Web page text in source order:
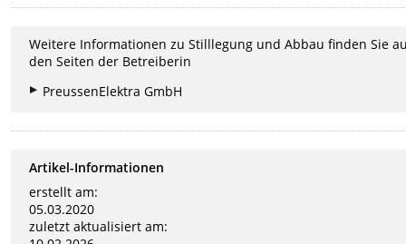
Weitere Informationen zu Stilllegung und Abbau finden Sie
den Seiten der Betreiberin
PreussenElektra GmbH
Artikel-Informationen
erstellt am:
05.03.2020
zuletzt aktualisiert am: